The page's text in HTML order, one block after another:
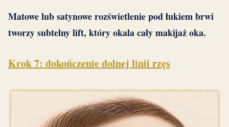
Matowe lub satynowe rozświetlenie pod łukiem brwi
tworzy subtelny lift, który okala cały makijaż oka.
Krok 7: dokończenie dolnej linii rzęs